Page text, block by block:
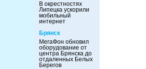
В окрестностях
Липецка ускорили
мобильный
интернет
Брянск
МегаФон обновил
оборудование от
центра Брянска до
отдаленных Белых
Берегов